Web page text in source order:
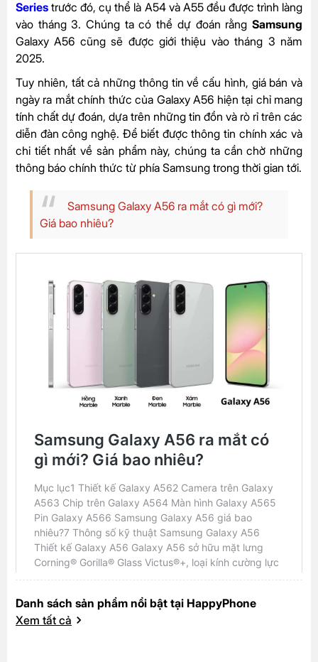
Series trước đó, cụ thể là A54 và A55 đều được trình làng
vào tháng 3. Chúng ta có thể dự đoán rằng Samsung
Galaxy A56 cũng sẽ được giới thiệu vào tháng 3 năm
2025.
Tuy nhiên, tất cả những thông tin về cấu hình, giá bán và
ngày ra mắt chính thức của Galaxy A56 hiện tại chỉ mang
tính chất dự đoán, dựa trên những tin đồn và rò rỉ trên các
diễn đàn công nghệ. Để biết được thông tin chính xác và
chi tiết nhất về sản phẩm này, chúng ta cần chờ những
thông báo chính thức từ phía Samsung trong thời gian tới.
Samsung Galaxy A56 ra mắt có gì mới?
Giá bao nhiêu?
Danh sách sản phẩm nổi bật tại HappyPhone
Xem tất cả